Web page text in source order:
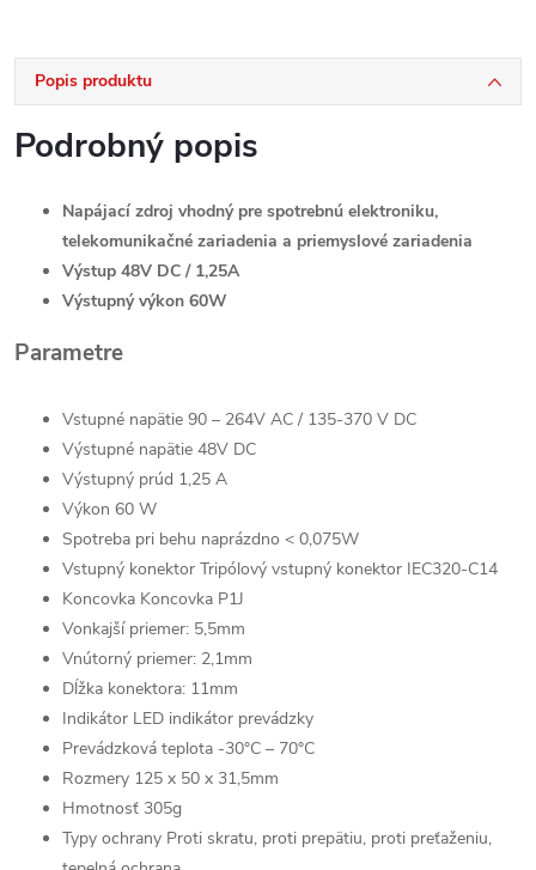
Popis produktu
Podrobný popis
Napájací zdroj vhodný pre spotrebnú elektroniku,
telekomunikačné zariadenia a priemyslové zariadenia
Výstup 48V DC / 1,25A
Výstupný výkon 60W
Parametre
Vstupné napätie 90 – 264V AC / 135-370 V DC
Výstupné napätie 48V DC
Výstupný prúd 1,25 A
Výkon 60 W
Spotreba pri behu naprázdno < 0,075W
Vstupný konektor Tripólový vstupný konektor IEC320-C14
Koncovka Koncovka P1J
Vonkajší priemer: 5,5mm
Vnútorný priemer: 2,1mm
Dĺžka konektora: 11mm
Indikátor LED indikátor prevádzky
Prevádzková teplota -30°C – 70°C
Rozmery 125 x 50 x 31,5mm
Hmotnosť 305g
Typy ochrany Proti skratu, proti prepätiu, proti preťaženiu,